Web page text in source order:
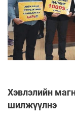
сургуулийн
илэрхийлсэн аж.
Хэвлэлийн
шилжүүлнэ